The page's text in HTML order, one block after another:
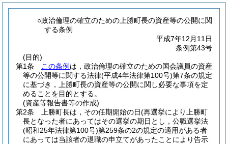
○政治倫理の確立のための上勝町長の資産等の公開に関
する条例
平成7年12月11日
条例第43号
(目的)
第1条
この条例 は，政治倫理の確立のための国会議員の資産
等の公開等に関する法律(平成4年法律第100号)第7条の規定
に基づき，上勝町長の資産等の公開に関し必要な事項を定
めることを目的とする。
(資産等報告書等の作成)
第2条
上勝町長は，その任期開始の日(再選挙により上勝町
長となった者にあってはその選挙の期日とし，公職選挙法
(昭和25年法律第100号)第259条の2の規定の適用がある者
にあっては当該者の退職の申立てがあったことにより告示